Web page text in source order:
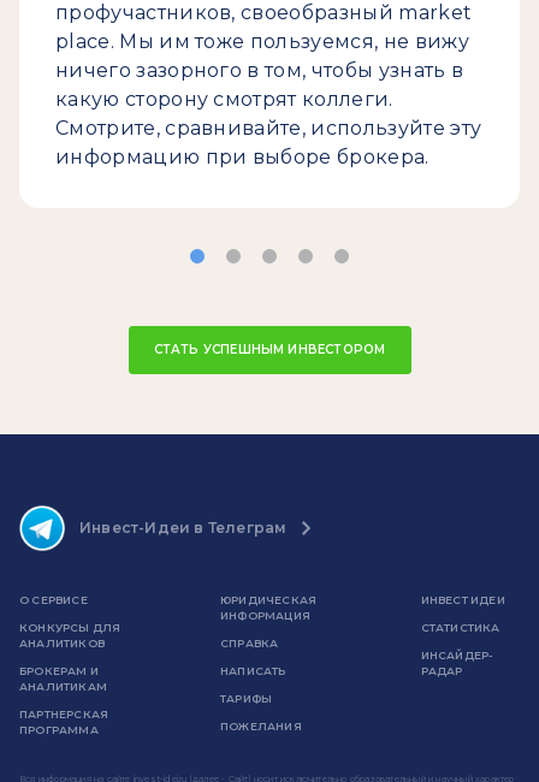
профучастников, своеобразный market
place. Мы им тоже пользуемся, не вижу
ничего зазорного в том, чтобы узнать в
какую сторону смотрят коллеги.
Смотрите, сравнивайте, используйте эту
информацию при выборе брокера.
СТАТЬ УСПЕШНЫМ ИНВЕСТОРОМ
Инвест-Идеи в Телеграм
О СЕРВИСЕ
КОНКУРСЫ ДЛЯ
АНАЛИТИКОВ
БРОКЕРАМ И
АНАЛИТИКАМ
ПАРТНЕРСКАЯ
ПРОГРАММА
ЮРИДИЧЕСКАЯ
ИНФОРМАЦИЯ
СПРАВКА
НАПИСАТЬ
ТАРИФЫ
ПОЖЕЛАНИЯ
ИНВЕСТ ИДЕИ
СТАТИСТИКА
ИНСАЙДЕР-
РАДАР
Вся информация на сайте invest-idei.ru (далее - Сайт) носит исключительно образовательный и научный характер